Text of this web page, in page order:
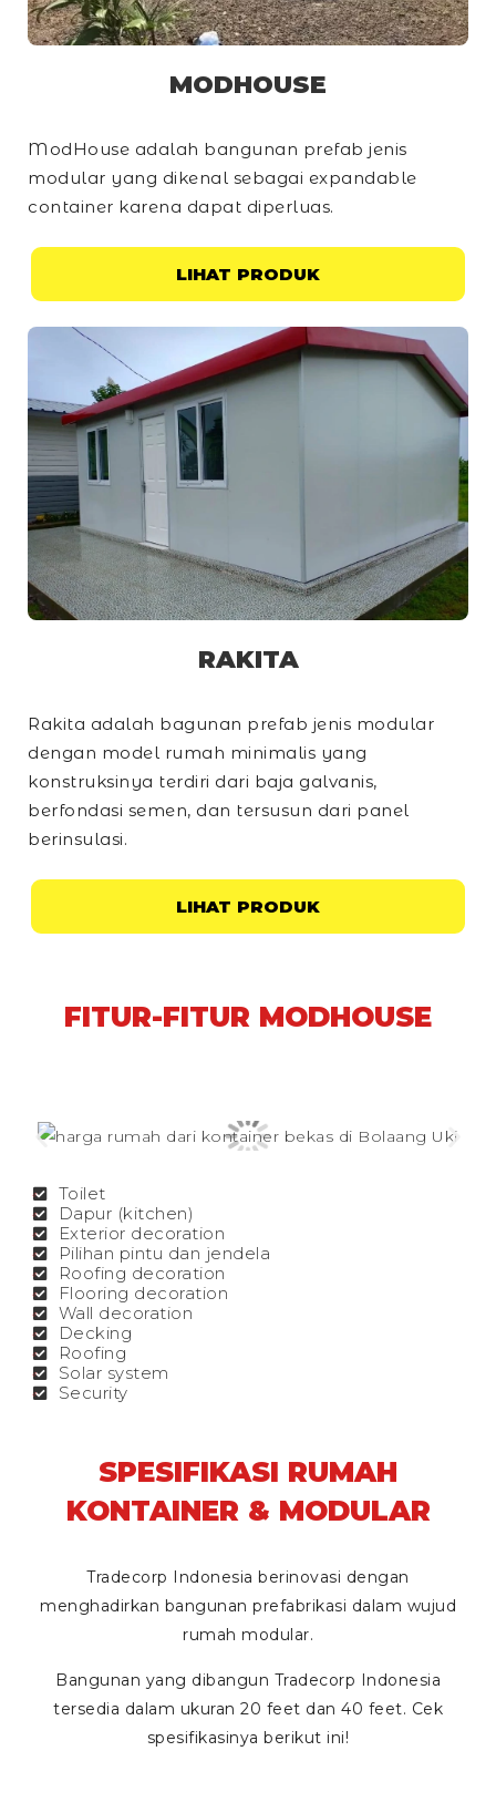
MODHOUSE
ModHouse adalah bangunan prefab jenis
modular yang dikenal sebagai expandable
container karena dapat diperluas.
LIHAT PRODUK
RAKITA
Rakita adalah bagunan prefab jenis modular
dengan model rumah minimalis yang
konstruksinya terdiri dari baja galvanis,
berfondasi semen, dan tersusun dari panel
berinsulasi.
LIHAT PRODUK
FITUR-FITUR MODHOUSE
Toilet
Dapur (kitchen)
Exterior decoration
Pilihan pintu dan jendela
Roofing decoration
Flooring decoration
Wall decoration
Decking
Roofing
Solar system
Security
SPESIFIKASI RUMAH
KONTAINER & MODULAR
Tradecorp Indonesia berinovasi dengan
menghadirkan bangunan prefabrikasi dalam wujud
rumah modular.
Bangunan yang dibangun Tradecorp Indonesia
tersedia dalam ukuran 20 feet dan 40 feet. Cek
spesifikasinya berikut ini!